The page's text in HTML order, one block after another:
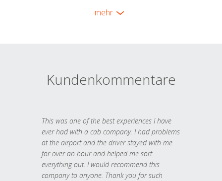
mehr
Kundenkommentare
This was one of the best experiences I have
ever had with a cab company. I had problems
at the airport and the driver stayed with me
for over an hour and helped me sort
everything out. I would recommend this
company to anyone. Thank you for such